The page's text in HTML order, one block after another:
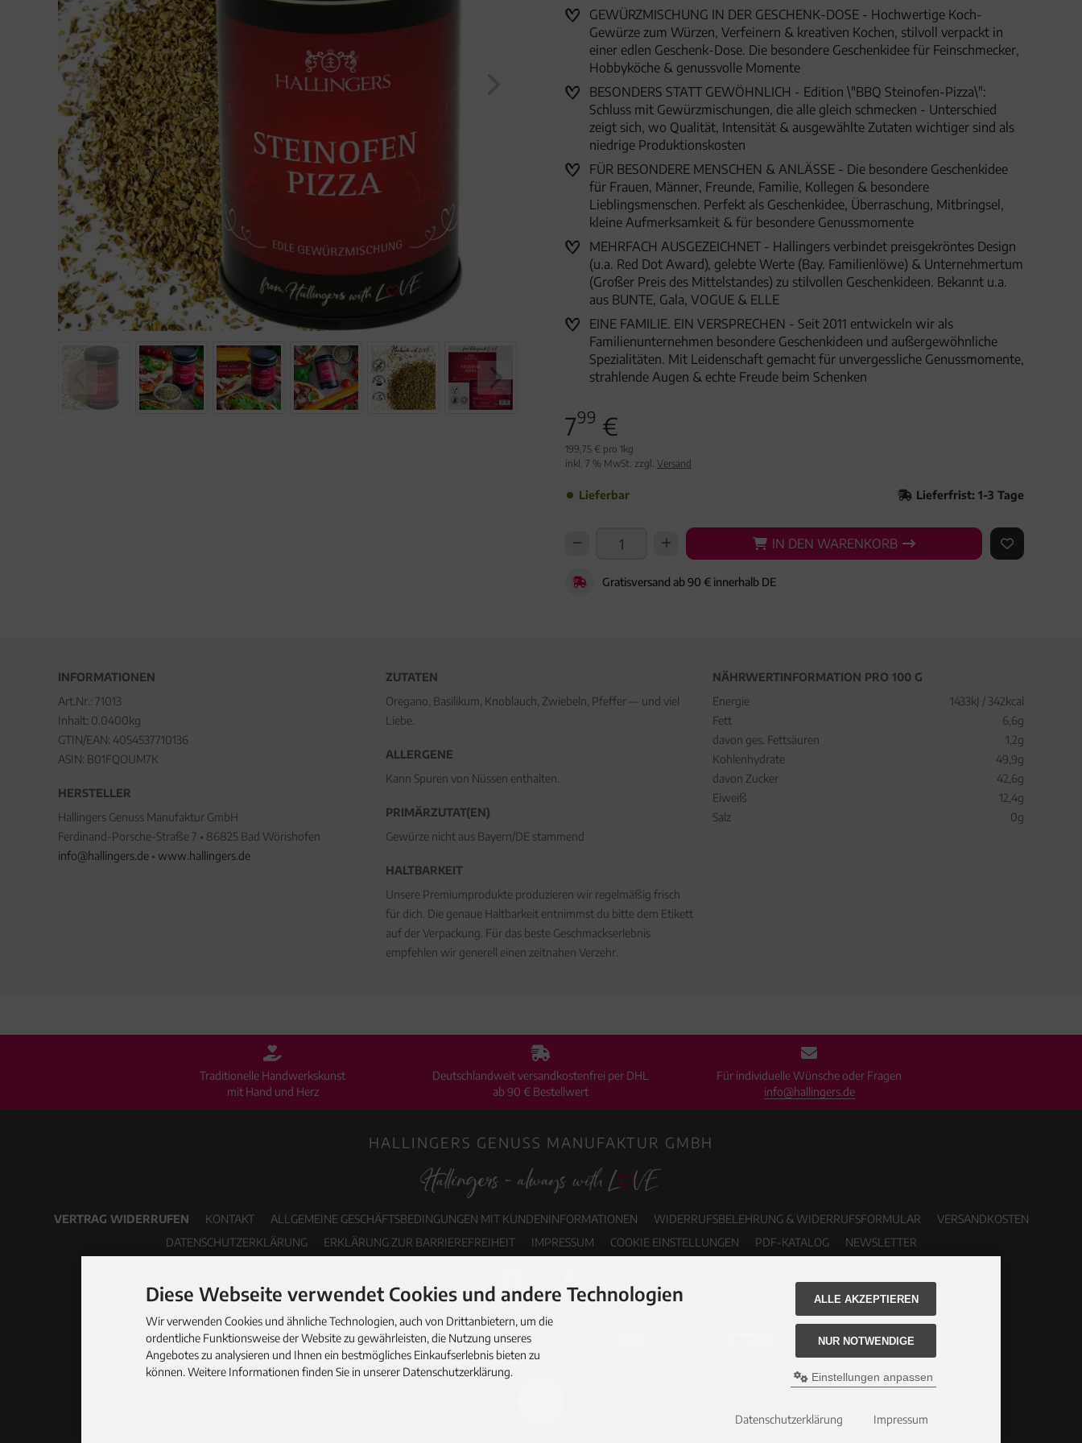
GEWÜRZMISCHUNG IN DER GESCHENK-DOSE - Hochwertige Koch-
Gewürze zum Würzen, Verfeinern & kreativen Kochen, stilvoll verpackt in
einer edlen Geschenk-Dose. Die besondere Geschenkidee für Feinschmecker,
Hobbyköche & genussvolle Momente
BESONDERS STATT GEWÖHNLICH - Edition \"BBQ Steinofen-Pizza\":
Schluss mit Gewürzmischungen, die alle gleich schmecken - Unterschied
zeigt sich, wo Qualität, Intensität & ausgewählte Zutaten wichtiger sind als
niedrige Produktionskosten
FÜR BESONDERE MENSCHEN & ANLÄSSE - Die besondere Geschenkidee
für Frauen, Männer, Freunde, Familie, Kollegen & besondere
Lieblingsmenschen. Perfekt als Geschenkidee, Überraschung, Mitbringsel,
kleine Aufmerksamkeit & für besondere Genussmomente
MEHRFACH AUSGEZEICHNET - Hallingers verbindet preisgekröntes Design
(u.a. Red Dot Award), gelebte Werte (Bay. Familienlöwe) & Unternehmertum
(Großer Preis des Mittelstandes) zu stilvollen Geschenkideen. Bekannt u.a.
aus BUNTE, Gala, VOGUE & ELLE
EINE FAMILIE. EIN VERSPRECHEN - Seit 2011 entwickeln wir als
Familienunternehmen besondere Geschenkideen und außergewöhnliche
Spezialitäten. Mit Leidenschaft gemacht für unvergessliche Genussmomente,
strahlende Augen & echte Freude beim Schenken
799 €
199,75 € pro 1kg
inkl. 7 % MwSt. zzgl. Versand
Lieferbar Lieferfrist: 1-3 Tage
IN DEN WARENKORB
IN DEN WARENKORB AUF DEN
Gratisversand ab 90 € innerhalb DE
INFORMATIONEN
Art.Nr.: 71013
Inhalt: 0.0400kg
GTIN/EAN: 4054537710136
ASIN: B01FQOUM7K
HERSTELLER
Hallingers Genuss Manufaktur GmbH
Ferdinand-Porsche-Straße 7 • 86825 Bad Wörishofen
info@hallingers.de • www.hallingers.de
ZUTATEN
Oregano, Basilikum, Knoblauch, Zwiebeln, Pfeffer — und viel
Liebe.
ALLERGENE
Kann Spuren von Nüssen enthalten.
PRIMÄRZUTAT(EN)
Gewürze nicht aus Bayern/DE stammend
HALTBARKEIT
Unsere Premiumprodukte produzieren wir regelmäßig frisch
für dich. Die genaue Haltbarkeit entnimmst du bitte dem Etikett
auf der Verpackung. Für das beste Geschmackserlebnis
empfehlen wir generell einen zeitnahen Verzehr.
NÄHRWERTINFORMATION PRO 100 G
Energie
1433kJ / 342kcal
Fett
6,6g
davon ges. Fettsäuren
1,2g
Kohlenhydrate
49,9g
davon Zucker
42,6g
Eiweiß
12,4g
Salz
0g
Traditionelle Handwerkskunst
mit Hand und Herz
Deutschlandweit versandkostenfrei per DHL
ab 90 € Bestellwert
Für individuelle Wünsche oder Fragen
info@hallingers.de
HALLINGERS GENUSS MANUFAKTUR GMBH
VERTRAG WIDERRUFEN KONTAKT ALLGEMEINE GESCHÄFTSBEDINGUNGEN MIT KUNDENINFORMATIONEN WIDERRUFSBELEHRUNG & WIDERRUFSFORMULAR
VERSANDKOSTEN
DATENSCHUTZERKLÄRUNG
ERKLÄRUNG ZUR BARRIEREFREIHEIT IMPRESSUM COOKIE EINSTELLUNGEN PDF-KATALOG NEWSLETTER
Diese Webseite verwendet Cookies und andere Technologien
Wir verwenden Cookies und ähnliche Technologien, auch von Drittanbietern, um die
ordentliche Funktionsweise der Website zu gewährleisten, die Nutzung unseres
Angebotes zu analysieren und Ihnen ein bestmögliches Einkaufserlebnis bieten zu
können. Weitere Informationen finden Sie in unserer Datenschutzerklärung.
ALLE AKZEPTIEREN
NUR NOTWENDIGE
Einstellungen anpassen
Datenschutzerklärung Impressum
Geburtstag